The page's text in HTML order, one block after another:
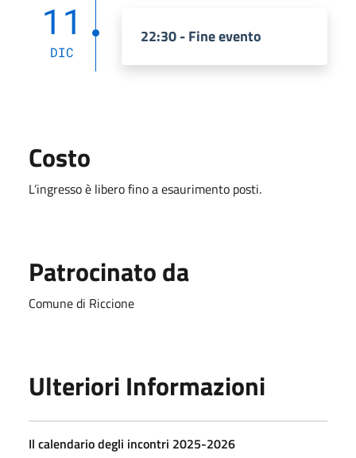
11
DIC
22:30 - Fine evento
Costo
L’ingresso è libero fino a esaurimento posti.
Patrocinato da
Comune di Riccione
Ulteriori Informazioni
Il calendario degli incontri 2025-2026